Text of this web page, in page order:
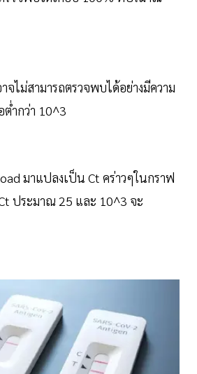
จไม่สามารถตรวจพบได้อย่างมีความ
ำกว่า 10^3
มาแปลงเป็น Ct คร่าวๆในกราฟ
ประมาณ 25 และ 10^3 จะ